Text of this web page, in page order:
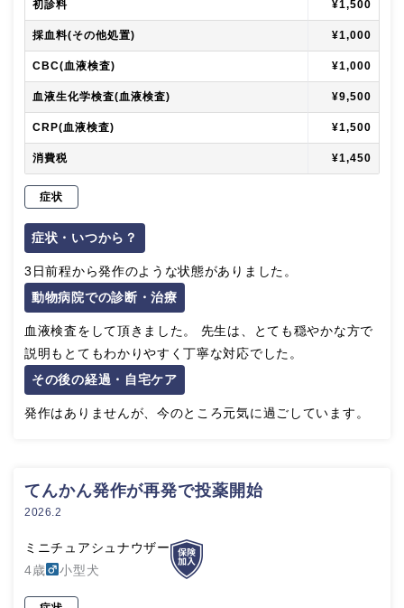
初診料 ¥1,500
採血料(その他処置) ¥1,000
CBC(血液検査) ¥1,000
血液生化学検査(血液検査) ¥9,500
CRP(血液検査) ¥1,500
消費税 ¥1,450
症状
症状・いつから？
3日前程から発作のような状態がありました。
動物病院での診断・治療
血液検査をして頂きました。 先生は、とても穏やかな方で
説明もとてもわかりやすく丁寧な対応でした。
その後の経過・自宅ケア
発作はありませんが、今のところ元気に過ごしています。
てんかん発作が再発で投薬開始
2026.2
ミニチュアシュナウザー
4歳
小型犬